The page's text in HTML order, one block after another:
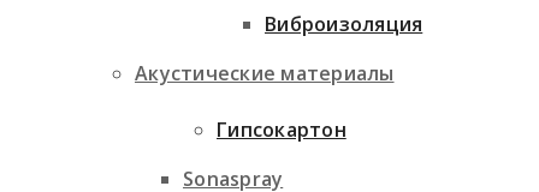
Акустические материалы
Sonaspray
Виброизоляция
Гипсокартон